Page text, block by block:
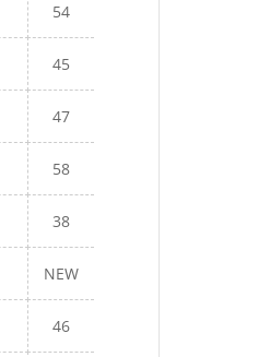
54
45
47
58
38
NEW
46